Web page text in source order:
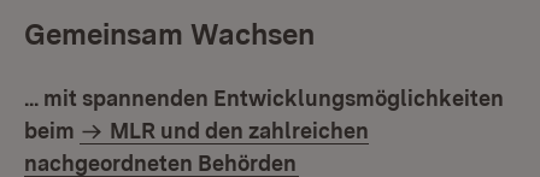
Gemeinsam Wachsen
... mit spannenden Entwicklungsmöglichkeiten
beim
MLR und den zahlreichen
nachgeordneten Behörden